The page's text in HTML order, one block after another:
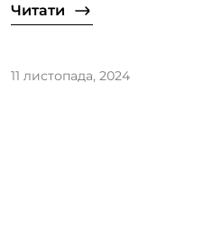
Читати
11 листопада, 2024